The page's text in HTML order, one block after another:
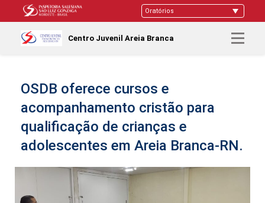
Centro Juvenil Areia Branca
OSDB oferece cursos e
acompanhamento cristão para
qualificação de crianças e
adolescentes em Areia Branca-RN.